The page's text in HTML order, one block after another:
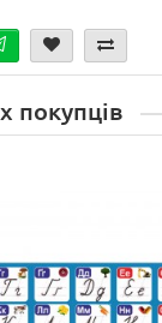
покупців